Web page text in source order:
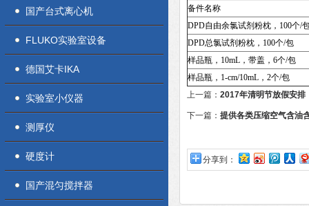
国产台式离心机
FLUKO实验室设备
德国艾卡IKA
实验室小仪器
测厚仪
硬度计
国产混匀搅拌器
备件名称
DPD自由余氯试剂粉枕，100个/
DPD总氯试剂粉枕，100个/包
样品瓶，10mL，带盖，6个/包
样品瓶，1-cm/10mL，2个/包
上一篇： 2017年清明节放假安排
下一篇： 提供各类压缩空气含油
分享到：